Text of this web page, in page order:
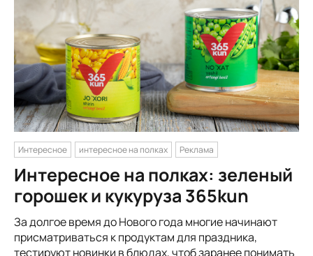
Интересное интересное на полках Реклама
Интересное на полках: зеленый
горошек и кукуруза 365kun
За долгое время до Нового года многие начинают
присматриваться к продуктам для праздника,
тестируют новинки в блюдах, чтоб заранее понимать